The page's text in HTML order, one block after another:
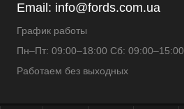
Email: info@fords.com.ua
График работы
Пн–Пт: 09:00–18:00 Сб: 09:00–15:00
Работаем без выходных